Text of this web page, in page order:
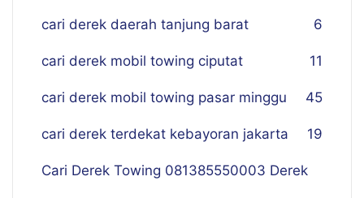
cari derek daerah tanjung barat 6
cari derek mobil towing ciputat 11
cari derek mobil towing pasar minggu 45
cari derek terdekat kebayoran jakarta 19
Cari Derek Towing 081385550003 Derek